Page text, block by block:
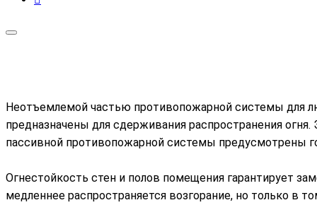
Неотъемлемой частью противопожарной системы для
предназначены для сдерживания распространения
пассивной противопожарной системы предусмотрены
Огнестойкость стен и полов помещения гарантирует
медленнее распространяется возгорание, но только